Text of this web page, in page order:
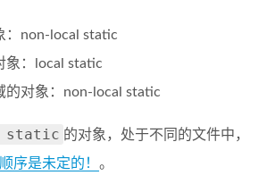
：non-local static
象：local static
的对象：non-local static
static 的对象，处于不同的文件中，
序是未定的！ 。